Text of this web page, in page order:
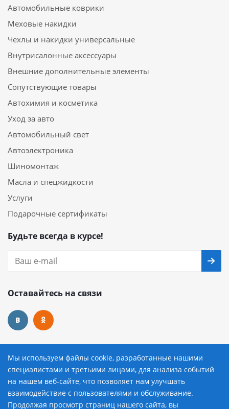
Автомобильные коврики
Меховые накидки
Чехлы и накидки универсальные
Внутрисалонные аксессуары
Внешние дополнительные элементы
Сопутствующие товары
Автохимия и косметика
Уход за авто
Автомобильный свет
Автоэлектроника
Шиномонтаж
Масла и спецжидкости
Услуги
Подарочные сертификаты
Будьте всегда в курсе!
Оставайтесь на связи
Наши контакты
8 (800) 222-72-84
avtopilot@avtopilot-ekat.ru
Мы используем файлы cookie, разработанные нашими
специалистами и третьими лицами, для анализа событий
на нашем веб-сайте, что позволяет нам улучшать
взаимодействие с пользователями и обслуживание.
Продолжая просмотр страниц нашего сайта, вы